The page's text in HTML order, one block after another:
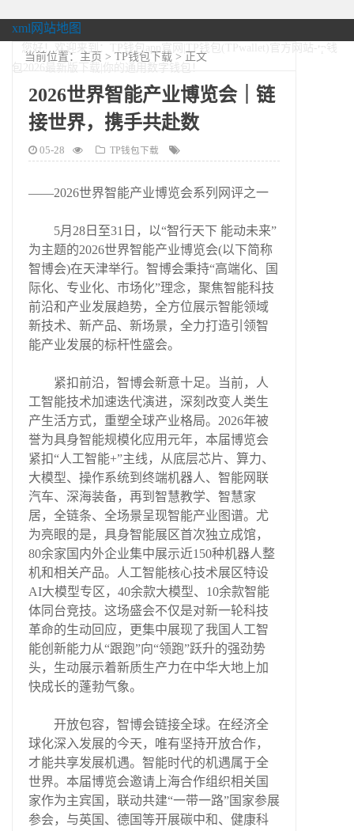
xml网站地图
您好！欢迎来到：TP钱包app官网|TP钱包(TPwallet)官方网站-tp钱
包2026最新版下载|你的通用数字钱包！
当前位置： 主页 > TP钱包下载 > 正文
2026世界智能产业博览会｜链
接世界，携手共赴数
05-28 TP钱包下载
——2026世界智能产业博览会系列网评之一
5月28日至31日，以“智行天下 能动未来”
为主题的2026世界智能产业博览会(以下简称
智博会)在天津举行。智博会秉持“高端化、国
际化、专业化、市场化”理念，聚焦智能科技
前沿和产业发展趋势，全方位展示智能领域
新技术、新产品、新场景，全力打造引领智
能产业发展的标杆性盛会。
紧扣前沿，智博会新意十足。当前，人
工智能技术加速迭代演进，深刻改变人类生
产生活方式，重塑全球产业格局。2026年被
誉为具身智能规模化应用元年，本届博览会
紧扣“人工智能+”主线，从底层芯片、算力、
大模型、操作系统到终端机器人、智能网联
汽车、深海装备，再到智慧教学、智慧家
居，全链条、全场景呈现智能产业图谱。尤
为亮眼的是，具身智能展区首次独立成馆，
80余家国内外企业集中展示近150种机器人整
机和相关产品。人工智能核心技术展区特设
AI大模型专区，40余款大模型、10余款智能
体同台竞技。这场盛会不仅是对新一轮科技
革命的生动回应，更集中展现了我国人工智
能创新能力从“跟跑”向“领跑”跃升的强劲势
头，生动展示着新质生产力在中华大地上加
快成长的蓬勃气象。
开放包容，智博会链接全球。在经济全
球化深入发展的今天，唯有坚持开放合作，
才能共享发展机遇。智能时代的机遇属于全
世界。本届博览会邀请上海合作组织相关国
家作为主宾国，联动共建“一带一路”国家参展
参会，与英国、德国等开展碳中和、健康科